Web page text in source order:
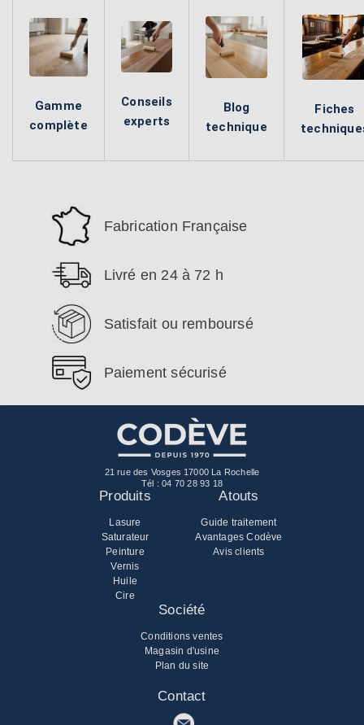
Gamme
complète
Conseils
experts
Blog
technique
Fiches
Fabrication Française
Livré en 24 à 72 h
Satisfait ou remboursé
Paiement sécurisé
21 rue des Vosges 17000 La Rochelle
Tél :04 70 28 93 18
Produits
Lasure
Saturateur
Peinture
Vernis
Huile
Cire
Atouts
Guide traitement
Avantages Codève
Avis clients
Société
Conditions ventes
Magasin d'usine
Plan du site
Contact